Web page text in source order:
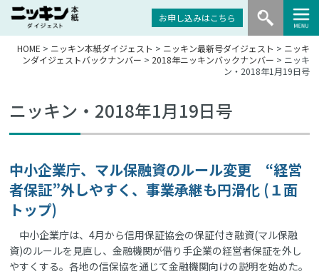
お申し込みはこちら
HOME > ニッキン本紙ダイジェスト > ニッキン最新号ダイジェスト > ニッキ
ンダイジェストバックナンバー > 2018年ニッキンバックナンバー > ニッキ
ン・2018年1月19日号
ニッキン・2018年1月19日号
中小企業庁、マル保融資のルール変更 “経営
者保証”外しやすく、事業承継も円滑化 (１面
トップ)
中小企業庁は、4月から信用保証協会の保証付き融資(マル保融
資)のルールを見直し、金融機関が借り手企業の経営者保証を外し
やすくする。各地の信保協を通じて金融機関向けの説明を始めた。